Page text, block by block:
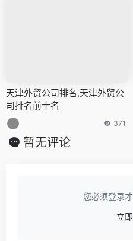
天津外贸公司排名,天津外贸公
司排名前十名
371
暂无评论
您必须登录
立